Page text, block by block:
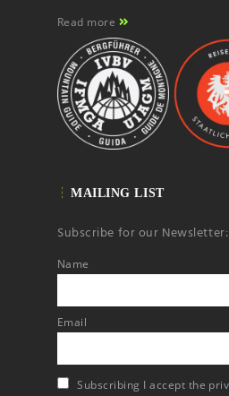
Read more
MAILING LIST
Subscribe for our Newsletter:
Name
Email
Subscribing I accept the